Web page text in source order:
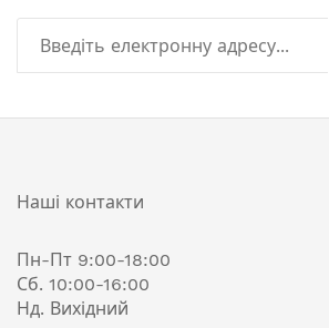
Наші контакти
Пн-Пт 9:00-18:00
Сб. 10:00-16:00
Нд. Вихідний